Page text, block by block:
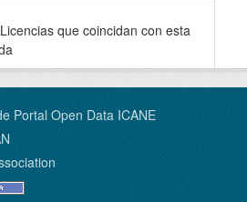
que coincidan con esta
Portal Open Data ICANE